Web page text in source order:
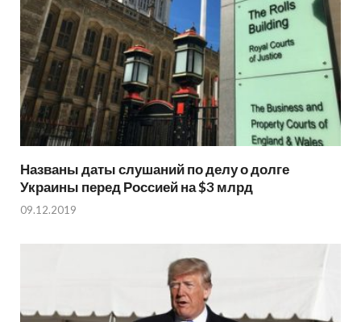
Названы даты слушаний по делу о долге
Украины перед Россией на $3 млрд
09.12.2019